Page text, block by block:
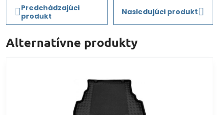
Predchádzajúci
produkt
Nasledujúci produkt
Alternatívne produkty